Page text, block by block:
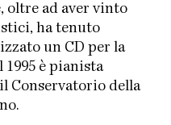
oltre ad aver vinto
ha tenuto
un CD per la
1995 è pianista
Conservatorio della